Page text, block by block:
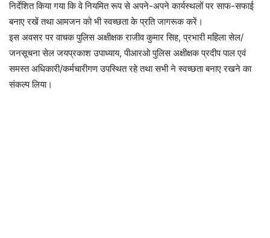
निर्देशित किया गया कि वे नियमित रूप से अपने-अपने कार्यस्थलों पर साफ-सफाई
बनाए रखें तथा आमजन को भी स्वच्छता के प्रति जागरूक करें।
इस अवसर पर वाचक पुलिस अक्षीक्षक राजीव कुमार सिह, प्रभारी महिला सेल/
जनसूचना सेल जयप्रकाश उपाध्याय, पीआरओ पुलिस अक्षीक्षक प्रदीप पाल एवं
समस्त अधिकारी/कर्मचारीगण उपस्थित रहे तथा सभी ने स्वच्छता बनाए रखने का
संकल्प लिया।